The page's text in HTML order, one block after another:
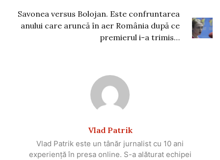
Savonea versus Bolojan. Este confruntarea
anului care aruncă în aer România după ce
premierul i-a trimis…
Vlad Patrik
Vlad Patrik este un tânăr jurnalist cu 10 ani
experiență în presa online. S-a alăturat echipei